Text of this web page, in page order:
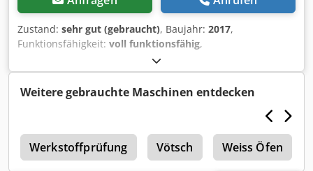
Zustand: sehr gut (gebraucht), Baujahr: 2017,
Funktionsfähigkeit: voll funktionsfähig,
Maschinen-/Fahrzeugnummer:
Eingangsspannung:400 V, Art des Eingangsstroms:
Drehstrom, Art der Kühlung:Luft, Gesamtbreite:2.330
, Gesamtlänge:
, Dauerbetriebsdruck:
0,5 bar, Tischlänge:1.150 mm, Ausstattung:Typenschild
vorhanden, Warmwasser
, Industrieller Rotations-
Sprühreiniger mit Rauchabzug und
Weitere gebrauchte Maschinen entdecken
Werkstoffprüfung Vötsch Weiss Öfen